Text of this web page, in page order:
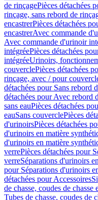
de rinçagePièces détachées
rinçage, sans rebord de
encastrerPièces détachées
encastrerAvec commande
Avec commande d'urinoir
intégréePièces détachées
intégréeUrinoirs,
couverclePièces détachées
rinçage, avec / pour
détachées pour Sans rebord
détachées pour Avec rebord
sans eauPièces détachées
eauSans couverclePièces
d'urinoirsPièces détachées
d'urinoirs en matière
d'urinoirs en matière
verrePièces détachées pour
verreSéparations d'urinoirs
pour Séparations d'urinoirs
détachées pour Accessoires
de chasse, coudes de chasse
Tubes de chasse, coudes de